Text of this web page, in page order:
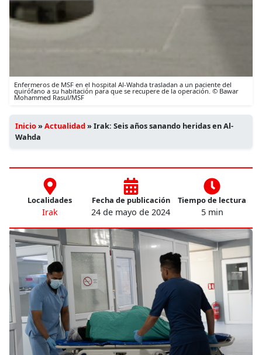
Enfermeros de MSF en el hospital Al-Wahda trasladan a un paciente del
quirófano a su habitación para que se recupere de la operación. © Bawar
Mohammed Rasul/MSF
Inicio»Actualidad»Irak: Seis años sanando heridas en Al-
Wahda
Localidades
Irak
Fecha de publicación
24 de mayo de 2024
Tiempo de lectura
5 min